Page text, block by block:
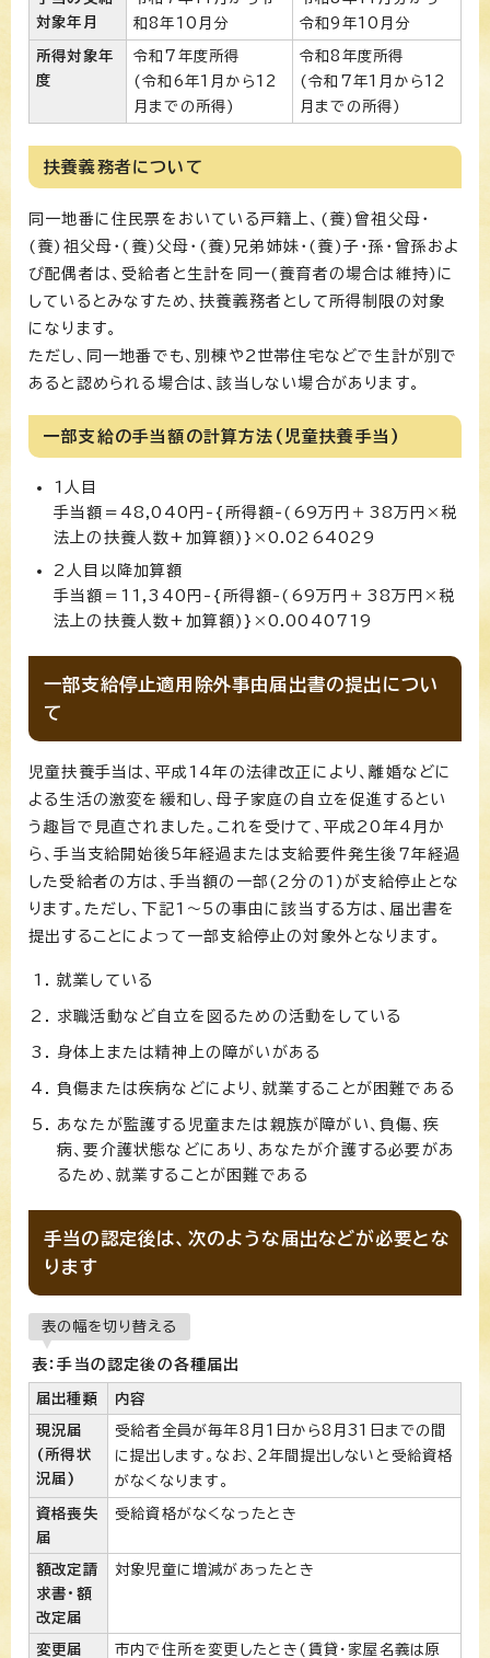
対象年月
和8年10月分
令和9年10月分
所得対象年
度
令和7年度所得
(令和6年1月から12
月までの所得)
令和8年度所得
(令和7年1月から12
月までの所得)
扶養義務者について
同一地番に住民票をおいている戸籍上、(養)曾祖父母・
(養)祖父母・(養)父母・(養)兄弟姉妹・(養)子・孫・曾孫およ
び配偶者は、受給者と生計を同一(養育者の場合は維持)に
しているとみなすため、扶養義務者として所得制限の対象
になります。
ただし、同一地番でも、別棟や2世帯住宅などで生計が別で
あると認められる場合は、該当しない場合があります。
一部支給の手当額の計算方法(児童扶養手当)
1人目
手当額＝48,040円-{所得額-(69万円＋38万円×税
法上の扶養人数+加算額)}×0.0264029
2人目以降加算額
手当額＝11,340円-{所得額-(69万円＋38万円×税
法上の扶養人数+加算額)}×0.0040719
一部支給停止適用除外事由届出書の提出につい
て
児童扶養手当は、平成14年の法律改正により、離婚などに
よる生活の激変を緩和し、母子家庭の自立を促進するとい
う趣旨で見直されました。これを受けて、平成20年4月か
ら、手当支給開始後5年経過または支給要件発生後7年経過
した受給者の方は、手当額の一部(2分の1)が支給停止とな
ります。ただし、下記1～5の事由に該当する方は、届出書を
提出することによって一部支給停止の対象外となります。
就業している
求職活動など自立を図るための活動をしている
身体上または精神上の障がいがある
負傷または疾病などにより、就業することが困難である
あなたが監護する児童または親族が障がい、負傷、疾
病、要介護状態などにあり、あなたが介護する必要があ
るため、就業することが困難である
手当の認定後は、次のような届出などが必要とな
ります
表の幅を切り替える
表：手当の認定後の各種届出
届出種類 内容
現況届
(所得状
況届)
受給者全員が毎年8月1日から8月31日までの間
に提出します。なお、2年間提出しないと受給資格
がなくなります。
資格喪失
届
受給資格がなくなったとき
額改定請
求書・額
改定届
対象児童に増減があったとき
変更届
市内で住所を変更したとき(賃貸・家屋名義は原